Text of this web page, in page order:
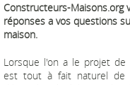
Constructeurs-
réponses a vos questions
maison.
Lorsque l'on a le projet de
est tout à fait naturel de